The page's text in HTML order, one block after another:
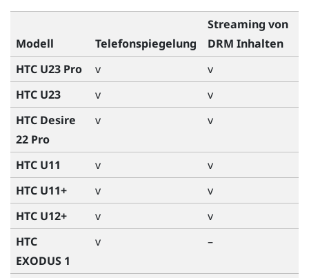
Modell Telefonspiegelung
Streaming von
DRM Inhalten
HTC U23 Pro
v
v
HTC U23
v
v
HTC Desire
22 Pro
v v
HTC U11 v
v
HTC U11+
v
v
HTC U12+
v
v
HTC
EXODUS 1
v –